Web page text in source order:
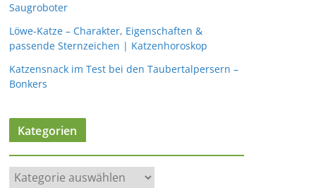
Saugroboter
Löwe-Katze – Charakter, Eigenschaften &
passende Sternzeichen | Katzenhoroskop
Katzensnack im Test bei den Taubertalpersern –
Bonkers
Kategorien